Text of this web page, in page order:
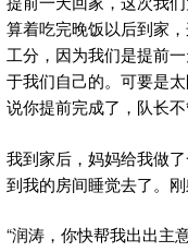
算着吃完晚饭以后到家
工分，因为我们是提前
于我们自己的。可要是
说你提前完成了，队长不
我到家后，妈妈给我做
到我的房间睡觉去了。
“润涛，你快帮我出出主